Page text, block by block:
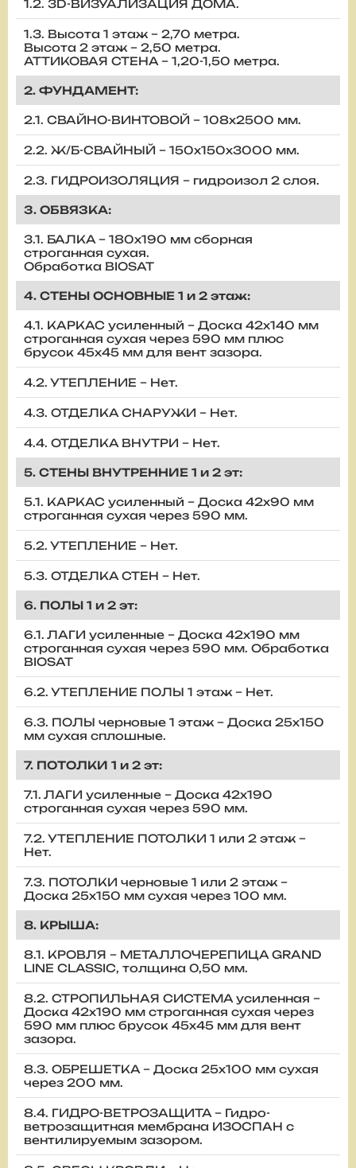
1.2. 3D-ВИЗУАЛИЗАЦИЯ ДОМА.
1.3. Высота 1 этаж – 2,70 метра.
Высота 2 этаж – 2,50 метра.
АТТИКОВАЯ СТЕНА – 1,20-1,50 метра.
2. ФУНДАМЕНТ:
2.1. СВАЙНО-ВИНТОВОЙ – 108х2500 мм.
2.2. Ж/Б-СВАЙНЫЙ – 150х150х3000 мм.
2.3. ГИДРОИЗОЛЯЦИЯ – гидроизол 2 слоя.
3. ОБВЯЗКА:
3.1. БАЛКА – 180х190 мм сборная
строганная сухая.
Обработка BIOSAT
4. СТЕНЫ ОСНОВНЫЕ 1 и 2 этаж:
4.1. КАРКАС усиленный – Доска 42х140 мм
строганная сухая через 590 мм плюс
брусок 45х45 мм для вент зазора.
4.2. УТЕПЛЕНИЕ – Нет.
4.3. ОТДЕЛКА СНАРУЖИ – Нет.
4.4. ОТДЕЛКА ВНУТРИ – Нет.
5. СТЕНЫ ВНУТРЕННИЕ 1 и 2 эт:
5.1. КАРКАС усиленный – Доска 42х90 мм
строганная сухая через 590 мм.
5.2. УТЕПЛЕНИЕ – Нет.
5.3. ОТДЕЛКА СТЕН – Нет.
6. ПОЛЫ 1 и 2 эт:
6.1. ЛАГИ усиленные – Доска 42х190 мм
строганная сухая через 590 мм. Обработка
BIOSAT
6.2. УТЕПЛЕНИЕ ПОЛЫ 1 этаж – Нет.
6.3. ПОЛЫ черновые 1 этаж – Доска 25х150
мм сухая сплошные.
7. ПОТОЛКИ 1 и 2 эт:
7.1. ЛАГИ усиленные – Доска 42х190
строганная сухая через 590 мм.
7.2. УТЕПЛЕНИЕ ПОТОЛКИ 1 или 2 этаж –
Нет.
7.3. ПОТОЛКИ черновые 1 или 2 этаж –
Доска 25х150 мм сухая через 100 мм.
8. КРЫША:
8.1. КРОВЛЯ – МЕТАЛЛОЧЕРЕПИЦА GRAND
LINE CLASSIC, толщина 0,50 мм.
8.2. СТРОПИЛЬНАЯ СИСТЕМА усиленная –
Доска 42х190 мм строганная сухая через
590 мм плюс брусок 45х45 мм для вент
зазора.
8.3. ОБРЕШЕТКА – Доска 25х100 мм сухая
через 200 мм.
8.4. ГИДРО-ВЕТРОЗАЩИТА – Гидро-
ветрозащитная мембрана ИЗОСПАН с
вентилируемым зазором.